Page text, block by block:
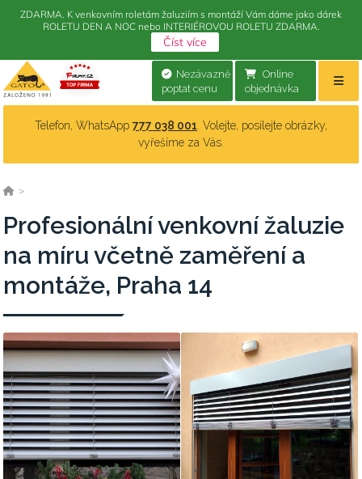
Online
objednávka
Nezávazně
poptat cenu
Telefon, WhatsApp 777 038 001 . Volejte, posílejte obrázky,
vyřešíme za Vás.
>
Profesionální venkovní žaluzie
na míru včetně zaměření a
montáže, Praha 14
ZDARMA. K venkovním roletám žaluziím s montáží Vám dáme jako dárek
ROLETU DEN A NOC nebo INTERIÉROVOU ROLETU ZDARMA.
Číst více